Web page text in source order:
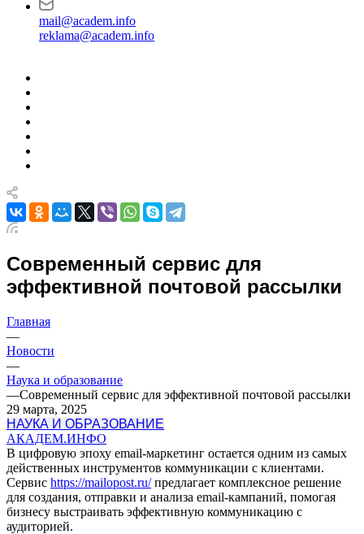
mail@academ.info
reklama@academ.info
Современный сервис для
эффективной почтовой рассылки
Главная
—
Новости
—
Наука и образование
—Современный сервис для эффективной почтовой рассылки
29 марта, 2025
НАУКА И ОБРАЗОВАНИЕ
АКАДЕМ.ИНФО
В цифровую эпоху email-маркетинг остается одним из самых
действенных инструментов коммуникации с клиентами.
Сервис https://mailopost.ru/предлагает комплексное решение
для создания, отправки и анализа email-кампаний, помогая
бизнесу выстраивать эффективную коммуникацию с
аудиторией.